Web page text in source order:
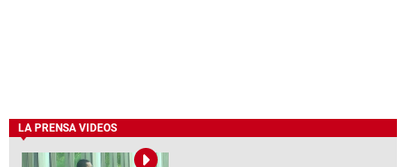
LA PRENSA VIDEOS